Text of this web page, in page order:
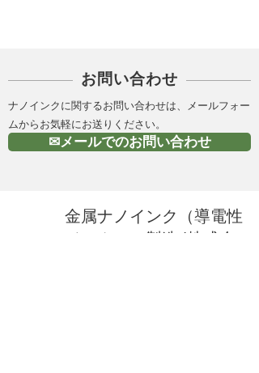
お問い合わせ
✉メールでのお問い合わせ
ナノインクに関するお問い合わせは、メールフォー
ムからお気軽にお送りください。
金属ナノインク（導電性
インク）の製造 |株式会